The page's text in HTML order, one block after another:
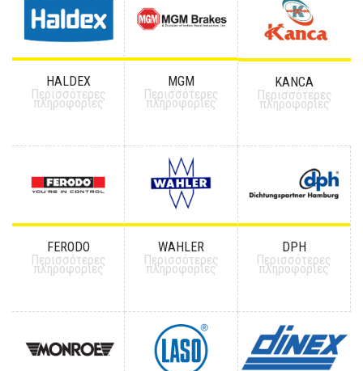
HALDEX
Περισσότερες
πληροφορίες
MGM
Περισσότερες
πληροφορίες
KANCA
Περισσότερες
πληροφορίες
FERODO
Περισσότερες
πληροφορίες
WAHLER
Περισσότερες
πληροφορίες
DPH
Περισσότερες
πληροφορίες